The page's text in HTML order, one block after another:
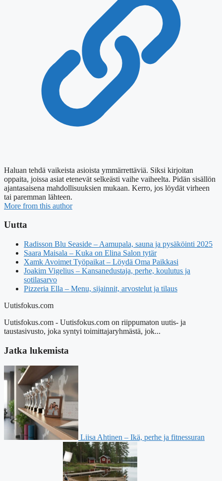
Haluan tehdä vaikeista asioista ymmärrettäviä. Siksi kirjoitan
oppaita, joissa asiat etenevät selkeästi vaihe vaiheelta. Pidän sisällön
ajantasaisena mahdollisuuksien mukaan. Kerro, jos löydät virheen
tai paremman lähteen.
More from this author
Uutta
Radisson Blu Seaside – Aamupala, sauna ja pysäköinti 2025
Saara Maisala – Kuka on Elina Salon tytär
Xamk Avoimet Työpaikat – Löydä Oma Paikkasi
Joakim Vigelius – Kansanedustaja, perhe, koulutus ja
sotilasarvo
Pizzeria Ella – Menu, sijainnit, arvostelut ja tilaus
Uutisfokus.com
Uutisfokus.com - Uutisfokus.com on riippumaton uutis- ja
taustasivusto, joka syntyi toimittajaryhmästä, jok...
Jatka lukemista
Liisa Ahtinen – Ikä, perhe ja fitnessuran